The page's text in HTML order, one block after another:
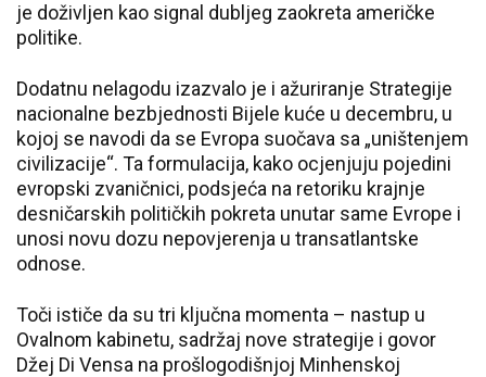
je doživljen kao signal dubljeg zaokreta američke
politike.
Dodatnu nelagodu izazvalo je i ažuriranje Strategije
nacionalne bezbjednosti Bijele kuće u decembru, u
kojoj se navodi da se Evropa suočava sa „uništenjem
civilizacije“. Ta formulacija, kako ocjenjuju pojedini
evropski zvaničnici, podsjeća na retoriku krajnje
desničarskih političkih pokreta unutar same Evrope i
unosi novu dozu nepovjerenja u transatlantske
odnose.
Toči ističe da su tri ključna momenta – nastup u
Ovalnom kabinetu, sadržaj nove strategije i govor
Džej Di Vensa na prošlogodišnjoj Minhenskoj